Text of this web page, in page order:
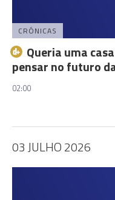
CRÓNICAS
Queria uma
pensar no futuro
02:00
03 JULHO 2026